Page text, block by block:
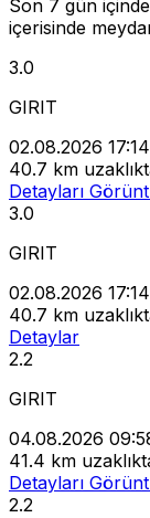
Son 7 gün
içerisinde
3.0
GIRIT
02.08.2026 17:14
40.7 km
Detayları
3.0
GIRIT
02.08.2026 17:14
40.7 km
Detaylar
2.2
GIRIT
04.08.2026
41.4 km
Detayları
2.2